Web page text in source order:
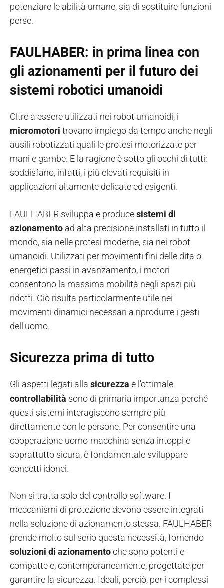
potenziare le abilità umane, sia di sostituire funzioni
perse.
FAULHABER: in prima linea con
gli azionamenti per il futuro dei
sistemi robotici umanoidi
Oltre a essere utilizzati nei robot umanoidi, i
micromotori trovano impiego da tempo anche negli
ausili robotizzati quali le protesi motorizzate per
mani e gambe. E la ragione è sotto gli occhi di tutti:
soddisfano, infatti, i più elevati requisiti in
applicazioni altamente delicate ed esigenti.
FAULHABER sviluppa e producesistemi di
azionamento ad alta precisione installati in tutto il
mondo, sia nelle protesi moderne, sia nei robot
umanoidi. Utilizzati per movimenti fini delle dita o
energetici passi in avanzamento, i motori
consentono la massima mobilità negli spazi più
ridotti. Ciò risulta particolarmente utile nei
movimenti dinamici necessari a riprodurre i gesti
dell'uomo.
Sicurezza prima di tutto
Gli aspetti legati alla sicurezza e l'ottimale
controllabilità sono di primaria importanza perché
questi sistemi interagiscono sempre più
direttamente con le persone. Per consentire una
cooperazione uomo-macchina senza intoppi e
soprattutto sicura, è fondamentale sviluppare
concetti idonei.
Non si tratta solo del controllo software. I
meccanismi di protezione devono essere integrati
nella soluzione di azionamento stessa. FAULHABER
prende molto sul serio questa necessità, fornendo
soluzioni di azionamentoche sono potenti e
compatte e, contemporaneamente, progettate per
garantire la sicurezza. Ideali, perciò, per i complessi